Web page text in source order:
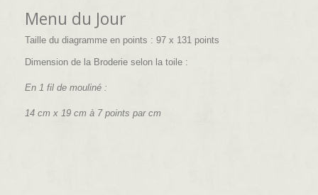
Menu du Jour
Taille du diagramme en points : 97 x 131 points
Dimension de la Broderie selon la toile :
En 1 fil de mouliné :
14 cm x 19 cm à 7 points par cm